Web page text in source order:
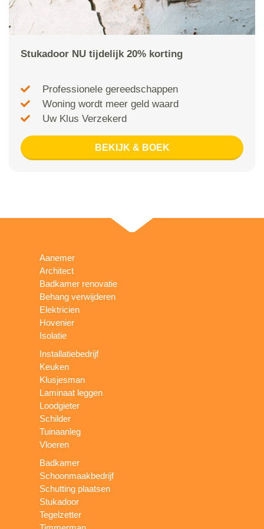
Stukadoor NU tijdelijk 20% korting
Professionele gereedschappen
Woning wordt meer geld waard
Uw Klus Verzekerd
BEKIJK & BOEK
Aanemer
Architect
Badkamer renovatie
Behang verwijderen
Elektricien
Hovenier
Isolatie
Installatiebedrijf
Keuken
Klusjesman
Laminaat leggen
Loodgieter
Schilder
Tuinaanleg
Vloeren
Badkamer
Schoonmaakbedrijf
Schutting plaatsen
Stukadoor
Tegelzetter